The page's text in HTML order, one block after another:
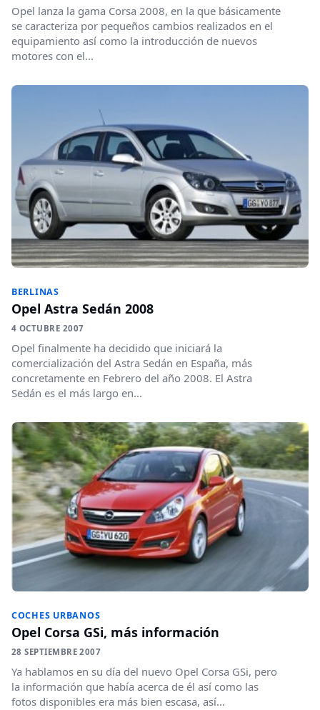
Opel lanza la gama Corsa 2008, en la que básicamente
se caracteriza por pequeños cambios realizados en el
equipamiento así como la introducción de nuevos
motores con el...
BERLINAS
Opel Astra Sedán 2008
4 OCTUBRE 2007
Opel finalmente ha decidido que iniciará la
comercialización del Astra Sedán en España, más
concretamente en Febrero del año 2008. El Astra
Sedán es el más largo en...
COCHES URBANOS
Opel Corsa GSi, más información
28 SEPTIEMBRE 2007
Ya hablamos en su día del nuevo Opel Corsa GSi, pero
la información que había acerca de él así como las
fotos disponibles era más bien escasa, así...